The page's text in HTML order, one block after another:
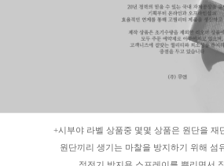
+시부야 라벨 상품중 몇몇 상품은 원단을 재
원단끼리 생기는 마찰을 방지하기 위해 섬